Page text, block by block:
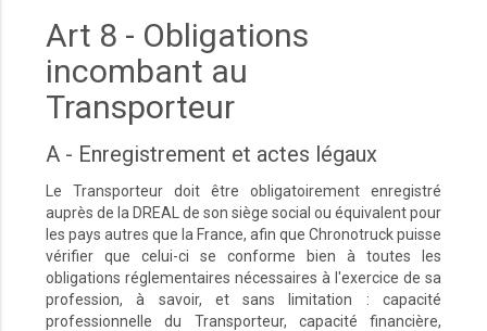
Art 8 - Obligations
incombant au
Transporteur
A - Enregistrement et actes légaux
Le Transporteur doit être obligatoirement enregistré
auprès de la DREAL de son siège social ou équivalent pour
les pays autres que la France, afin que Chronotruck puisse
vérifier que celui-ci se conforme bien à toutes les
obligations réglementaires nécessaires à l'exercice de sa
profession, à savoir, et sans limitation : capacité
professionnelle du Transporteur, capacité financière,